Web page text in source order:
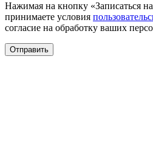
Нажимая на кнопку «Записаться
принимаете условия
согласие на обработку ваших
Отправить